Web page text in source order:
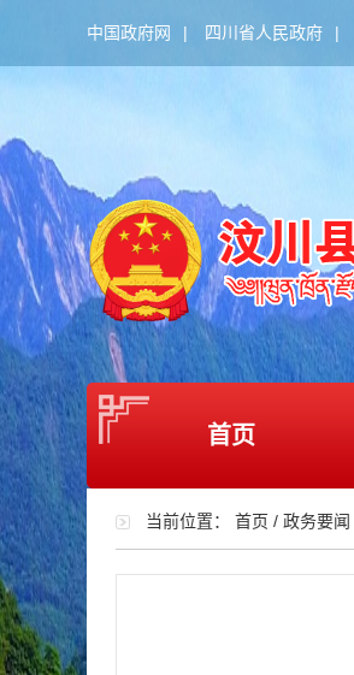
中国政府网 | 四川省人民政府 |
首页
当前位置： 首页 / 政务要闻